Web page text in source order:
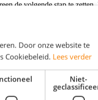
de volgende stap te
om klanten te
op basis van je
Door onze website te
Cookiebeleid. Lees verder
Niet-